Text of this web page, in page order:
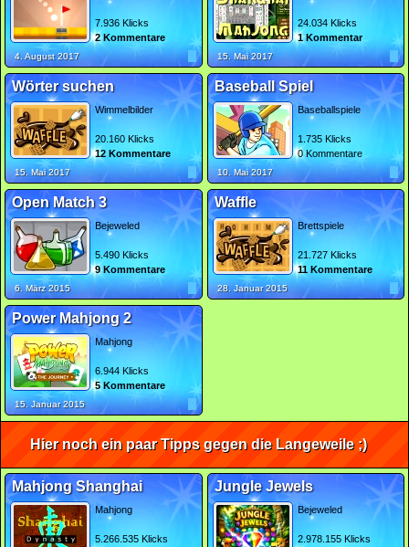
7.936 Klicks
2 Kommentare
4. August 2017
24.034 Klicks
1 Kommentar
15. Mai 2017
Wörter suchen
Wimmelbilder
20.160 Klicks
12 Kommentare
15. Mai 2017
Baseball Spiel
Baseballspiele
1.735 Klicks
0 Kommentare
10. Mai 2017
Open Match 3
Bejeweled
5.490 Klicks
9 Kommentare
6. März 2015
Waffle
Brettspiele
21.727 Klicks
11 Kommentare
28. Januar 2015
Power Mahjong 2
Mahjong
6.944 Klicks
5 Kommentare
15. Januar 2015
Hier noch ein paar Tipps gegen die Langeweile ;)
Mahjong Shanghai
Mahjong
5.266.535 Klicks
Jungle Jewels
Bejeweled
2.978.155 Klicks